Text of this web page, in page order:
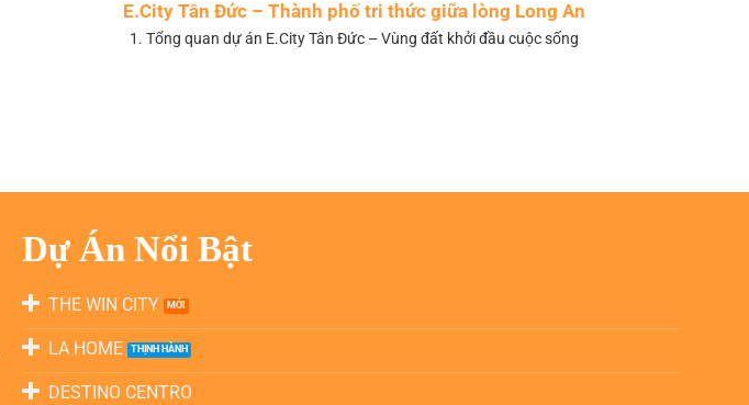
E.City Tân Đức – Thành phố tri thức giữa lòng Long An
1. Tổng quan dự án E.City Tân Đức – Vùng đất khởi đầu cuộc sống
Dự Án Nổi Bật
THE WIN CITY
LA HOME
DESTINO CENTRO